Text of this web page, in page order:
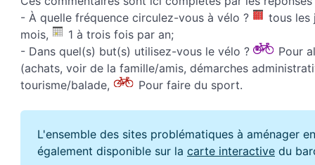
- À quelle fréquence circulez-vous à vélo ?
tous les
mois,
1 à trois fois par an;
- Dans quel(s) but(s) utilisez-vous le vélo ?
Pour
(achats, voir de la famille/amis, démarches
tourisme/balade,
Pour faire du sport.
L'ensemble des sites problématiques à aménager
également disponible sur la carte interactive du